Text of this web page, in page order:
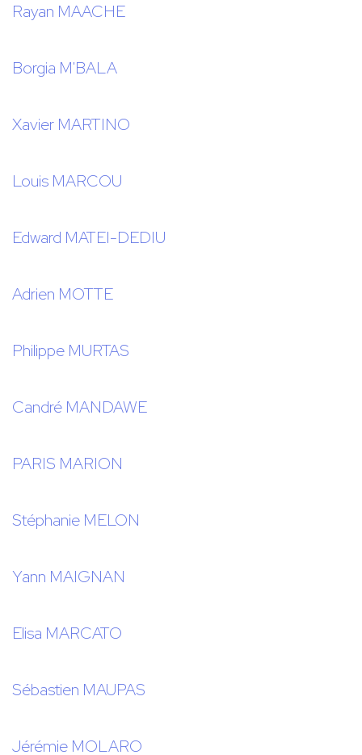
Rayan MAACHE
Borgia M'BALA
Xavier MARTINO
Louis MARCOU
Edward MATEI-DEDIU
Adrien MOTTE
Philippe MURTAS
Candré MANDAWE
PARIS MARION
Stéphanie MELON
Yann MAIGNAN
Elisa MARCATO
Sébastien MAUPAS
Jérémie MOLARO